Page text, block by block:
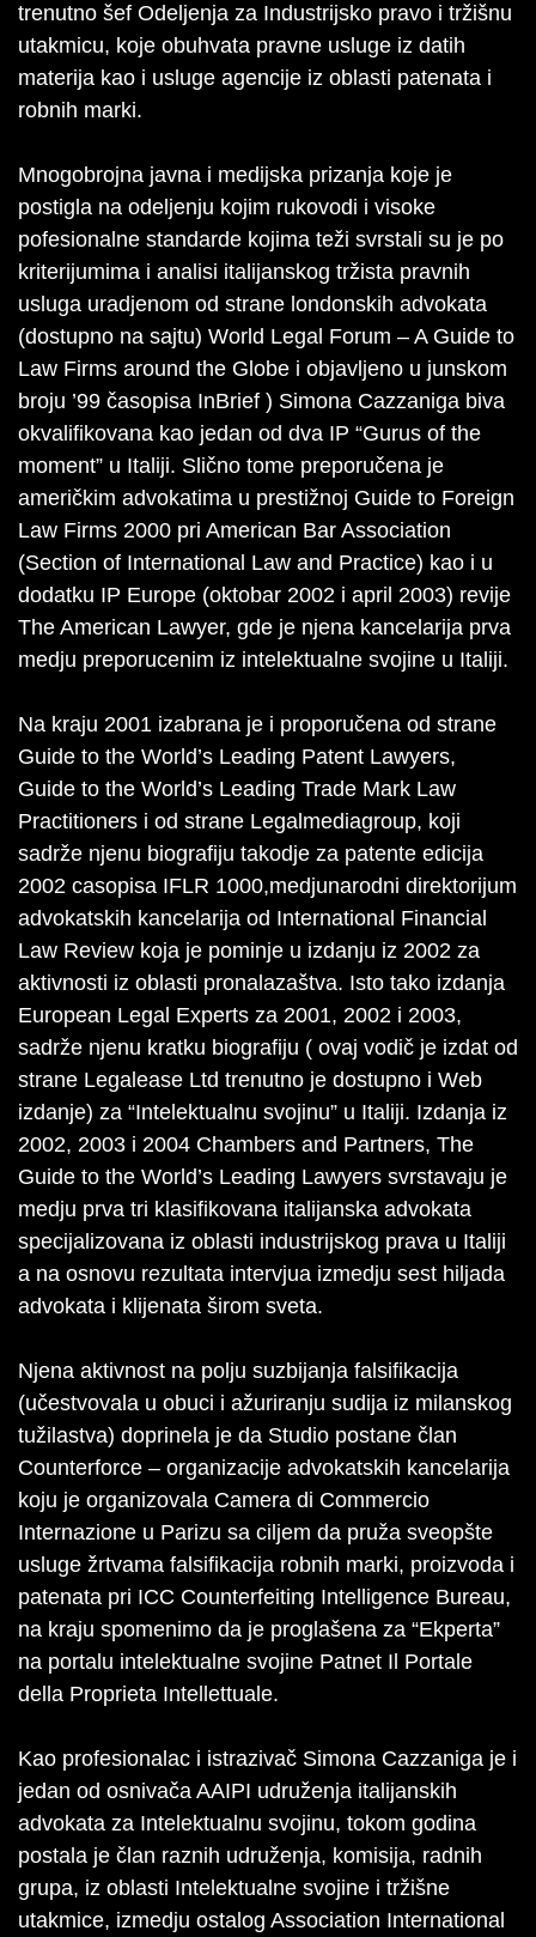
trenutno šef Odeljenja za Industrijsko pravo i tržišnu
utakmicu, koje obuhvata pravne usluge iz datih
materija kao i usluge agencije iz oblasti patenata i
robnih marki.
Mnogobrojna javna i medijska prizanja koje je
postigla na odeljenju kojim rukovodi i visoke
pofesionalne standarde kojima teži svrstali su je po
kriterijumima i analisi italijanskog tržista pravnih
usluga uradjenom od strane londonskih advokata
(dostupno na sajtu) World Legal Forum – A Guide to
Law Firms around the Globe i objavljeno u junskom
broju ’99 časopisa InBrief ) Simona Cazzaniga biva
okvalifikovana kao jedan od dva IP “Gurus of the
moment” u Italiji. Slično tome preporučena je
američkim advokatima u prestižnoj Guide to Foreign
Law Firms 2000 pri American Bar Association
(Section of International Law and Practice) kao i u
dodatku IP Europe (oktobar 2002 i april 2003) revije
The American Lawyer, gde je njena kancelarija prva
medju preporucenim iz intelektualne svojine u Italiji.
Na kraju 2001 izabrana je i proporučena od strane
Guide to the World’s Leading Patent Lawyers,
Guide to the World’s Leading Trade Mark Law
Practitioners i od strane Legalmediagroup, koji
sadrže njenu biografiju takodje za patente edicija
2002 casopisa IFLR 1000,medjunarodni direktorijum
advokatskih kancelarija od International Financial
Law Review koja je pominje u izdanju iz 2002 za
aktivnosti iz oblasti pronalazaštva. Isto tako izdanja
European Legal Experts za 2001, 2002 i 2003,
sadrže njenu kratku biografiju ( ovaj vodič je izdat od
strane Legalease Ltd trenutno je dostupno i Web
izdanje) za “Intelektualnu svojinu” u Italiji. Izdanja iz
2002, 2003 i 2004 Chambers and Partners, The
Guide to the World’s Leading Lawyers svrstavaju je
medju prva tri klasifikovana italijanska advokata
specijalizovana iz oblasti industrijskog prava u Italiji
a na osnovu rezultata intervjua izmedju sest hiljada
advokata i klijenata širom sveta.
Njena aktivnost na polju suzbijanja falsifikacija
(učestvovala u obuci i ažuriranju sudija iz milanskog
tužilastva) doprinela je da Studio postane član
Counterforce – organizacije advokatskih kancelarija
koju je organizovala Camera di Commercio
Internazione u Parizu sa ciljem da pruža sveopšte
usluge žrtvama falsifikacija robnih marki, proizvoda i
patenata pri ICC Counterfeiting Intelligence Bureau,
na kraju spomenimo da je proglašena za “Ekperta”
na portalu intelektualne svojine Patnet Il Portale
della Proprieta Intellettuale.
Kao profesionalac i istrazivač Simona Cazzaniga je i
jedan od osnivača AAIPI udruženja italijanskih
advokata za Intelektualnu svojinu, tokom godina
postala je član raznih udruženja, komisija, radnih
grupa, iz oblasti Intelektualne svojine i tržišne
utakmice, izmedju ostalog Association International